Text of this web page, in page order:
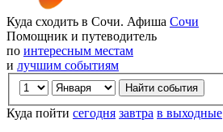
Куда сходить в Сочи. Афиша Сочи
Помощник и путеводитель
по интересным местам
и лучшим событиям
Куда пойти сегодня завтра в выходные